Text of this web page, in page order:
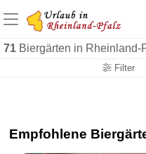
71 Biergärten in Rheinland-
Filter
+1.500
+1.000
Empfohlene